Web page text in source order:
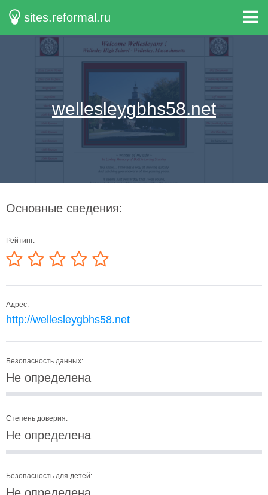
sites.reformal.ru
wellesleygbhs58.net
Основные сведения:
Рейтинг:
Адрес:
http://wellesleygbhs58.net
Безопасность данных:
Не определена
Степень доверия:
Не определена
Безопасность для детей: